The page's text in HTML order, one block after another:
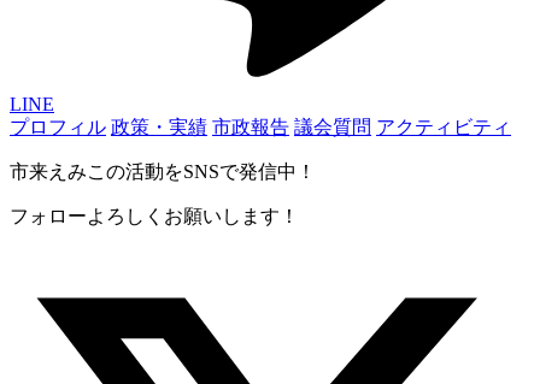
LINE
プロフィル 政策・実績 市政報告 議会質問 アクティビティ
市来えみこの活動をSNSで発信中！
フォローよろしくお願いします！